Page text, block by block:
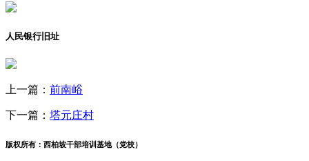
人民银行旧址
上一篇： 前南峪
下一篇： 塔元庄村
版权所有：西柏坡干部培训基地（党校）